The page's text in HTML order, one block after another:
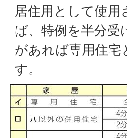
居住用として使
ば、特例を半分受
があれば専用住
す。